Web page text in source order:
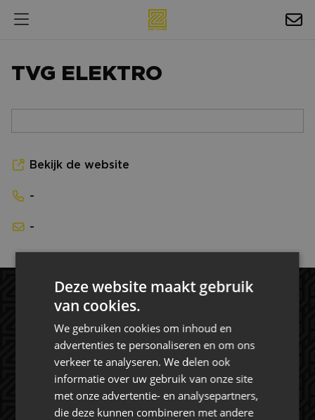
NIEUWS
BEDRIJVENGIDS
TVG ELEKTRO
Bekijk de website
-
-
Rat Verlegh Stadion
Deze website maakt gebruik
van cookies.
We gebruiken cookies om inhoud en
advertenties te personaliseren en om ons
verkeer te analyseren. We delen ook
informatie over uw gebruik van onze site
met onze advertentie- en analysepartners,
die deze kunnen combineren met andere